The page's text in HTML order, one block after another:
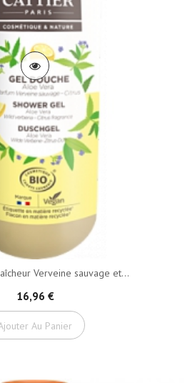
Verveine sauvage et...
16,96 €
Au Panier